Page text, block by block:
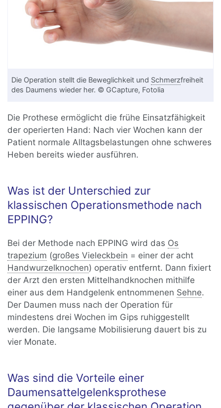
Die Operation stellt die Beweglichkeit und Schmerzfreiheit
des Daumens wieder her. © GCapture, Fotolia
Die Prothese ermöglicht die frühe Einsatzfähigkeit
der operierten Hand: Nach vier Wochen kann der
Patient normale Alltagsbelastungen ohne schweres
Heben bereits wieder ausführen.
Was ist der Unterschied zur
klassischen Operationsmethode nach
EPPING?
Bei der Methode nach EPPING wird das Os
trapezium (großes Vieleckbein = einer der acht
Handwurzelknochen) operativ entfernt. Dann fixiert
der Arzt den ersten Mittelhandknochen mithilfe
einer aus dem Handgelenk entnommenen Sehne.
Der Daumen muss nach der Operation für
mindestens drei Wochen im Gips ruhiggestellt
werden. Die langsame Mobilisierung dauert bis zu
vier Monate.
Was sind die Vorteile einer
Daumensattelgelenksprothese